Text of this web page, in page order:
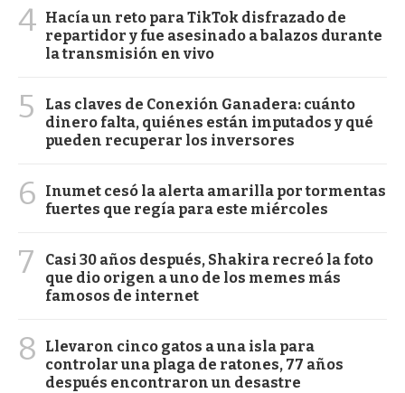
4 Hacía un reto para TikTok disfrazado de
repartidor y fue asesinado a balazos durante
la transmisión en vivo
5
Las claves de Conexión Ganadera: cuánto
dinero falta, quiénes están imputados y qué
pueden recuperar los inversores
6
Inumet cesó la alerta amarilla por tormentas
fuertes que regía para este miércoles
7
Casi 30 años después, Shakira recreó la foto
que dio origen a uno de los memes más
famosos de internet
8
Llevaron cinco gatos a una isla para
controlar una plaga de ratones, 77 años
después encontraron un desastre